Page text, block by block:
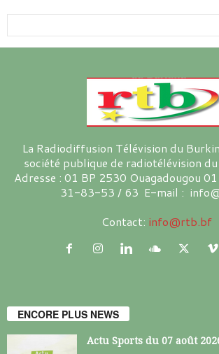
La Radiodiffusion Télévision du
société publique de radiotélévision
Adresse : 01 BP 2530 Ouagadougou
31-83-53 / 63 E-mail :
Contact: info@rtb.bf
ENCORE PLUS NEWS
Actu Sports du 07 août